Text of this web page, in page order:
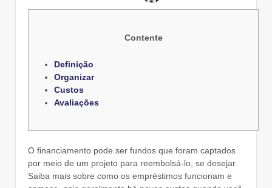
Contente
Definição
Organizar
Custos
Avaliações
O financiamento pode ser fundos que foram captados
por meio de um projeto para reembolsá-lo, se desejar.
Saiba mais sobre como os empréstimos funcionam e